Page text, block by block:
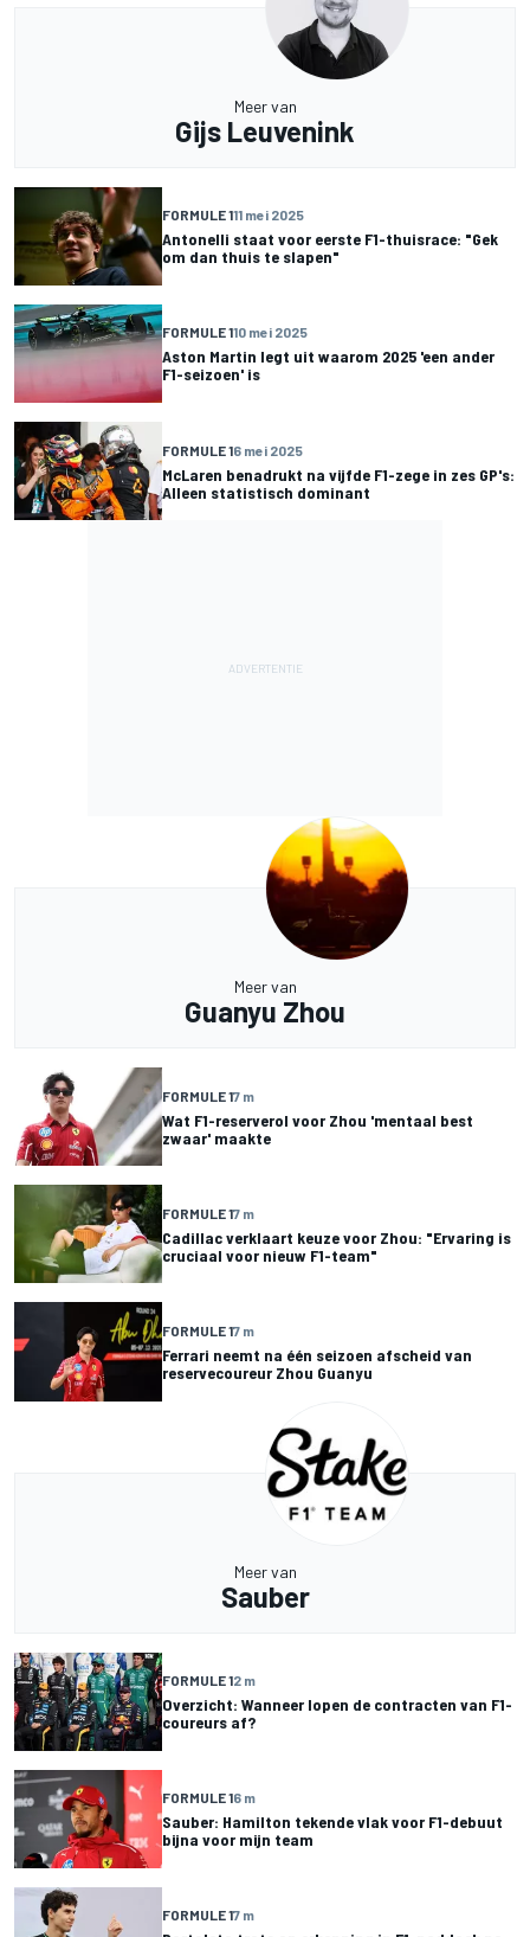
Meer van
Gijs Leuvenink
FORMULE 111 mei 2025
Antonelli staat voor eerste F1-thuisrace: "Gek
om dan thuis te slapen"
FORMULE 110 mei 2025
Aston Martin legt uit waarom 2025 'een ander
F1-seizoen' is
FORMULE 16 mei 2025
McLaren benadrukt na vijfde F1-zege in zes GP's:
Alleen statistisch dominant
Meer van
Guanyu Zhou
FORMULE 17 m
Wat F1-reserverol voor Zhou 'mentaal best
zwaar' maakte
FORMULE 17 m
Cadillac verklaart keuze voor Zhou: "Ervaring is
cruciaal voor nieuw F1-team"
FORMULE 17 m
Ferrari neemt na één seizoen afscheid van
reservecoureur Zhou Guanyu
Meer van
Sauber
FORMULE 12 m
Overzicht: Wanneer lopen de contracten van F1-
coureurs af?
FORMULE 16 m
Sauber: Hamilton tekende vlak voor F1-debuut
bijna voor mijn team
FORMULE 17 m